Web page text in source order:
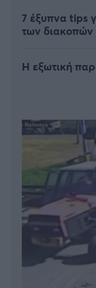
7 έξυπνα tips
των διακοπών
Η εξωτική